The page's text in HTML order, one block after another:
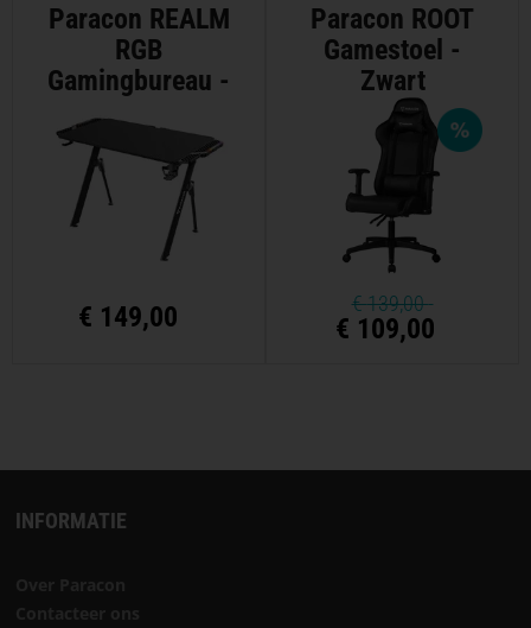
Paracon REALM
RGB
Gamingbureau -
Medium
€ 149,00
Paracon ROOT
Gamestoel -
Zwart
€139,00
€ 109,00
INFORMATIE